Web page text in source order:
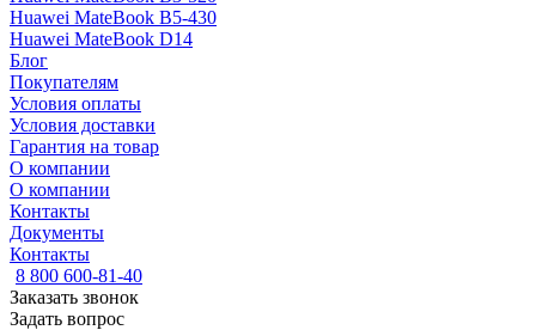
Huawei MateBook B5-430
Huawei MateBook D14
Блог
Покупателям
Условия оплаты
Условия доставки
Гарантия на товар
О компании
О компании
Контакты
Документы
Контакты
8 800 600-81-40
Заказать звонок
Задать вопрос